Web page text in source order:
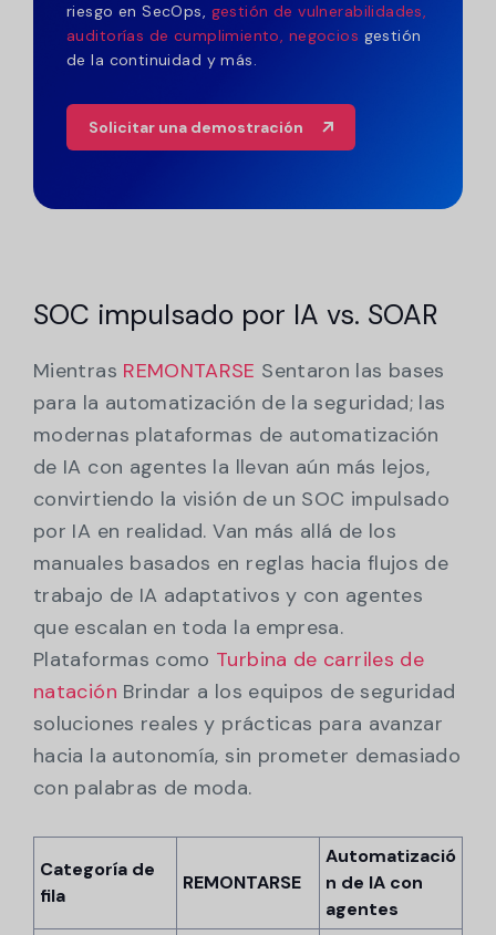
riesgo en SecOps, gestión de vulnerabilidades,
auditorías de cumplimiento, negocios gestión
de la continuidad y más.
Solicitar una demostración
SOC impulsado por IA vs. SOAR
Mientras REMONTARSE Sentaron las bases
para la automatización de la seguridad; las
modernas plataformas de automatización
de IA con agentes la llevan aún más lejos,
convirtiendo la visión de un SOC impulsado
por IA en realidad. Van más allá de los
manuales basados en reglas hacia flujos de
trabajo de IA adaptativos y con agentes
que escalan en toda la empresa.
Plataformas como Turbina de carriles de
natación Brindar a los equipos de seguridad
soluciones reales y prácticas para avanzar
hacia la autonomía, sin prometer demasiado
con palabras de moda.
Categoría de
fila
REMONTARSE
Automatizació
n de IA con
agentes